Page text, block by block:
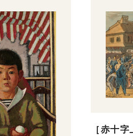
［赤十